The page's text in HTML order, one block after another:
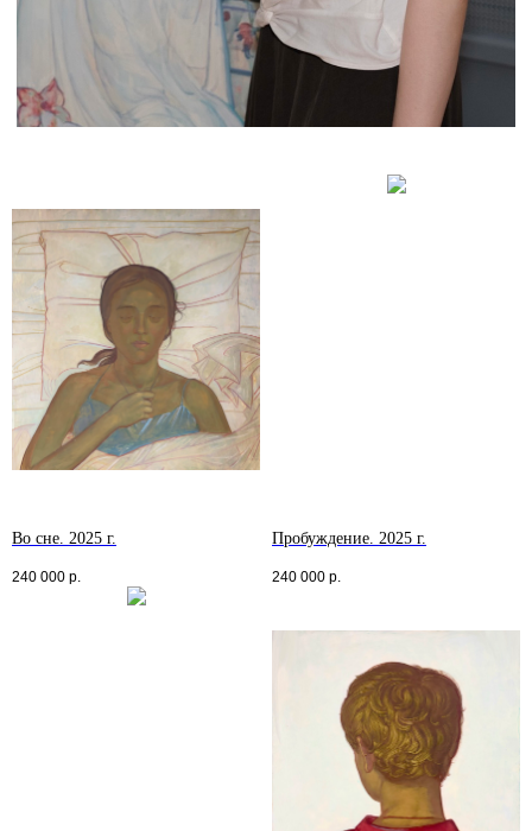
Во сне. 2025 г.
240 000 р.
Пробуждение. 2025 г.
240 000 р.